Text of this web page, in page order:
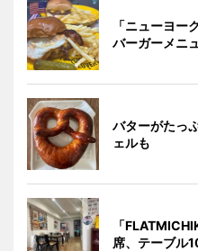
「ニューヨー
バーガーメニ
バターがたっ
ェルも
「
席、テーブル